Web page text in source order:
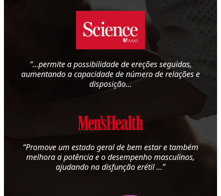
“...permite a possibilidade de ereções seguidas,
aumentando a capacidade de número de relações e
disposição...
“Promove um estado geral de bem estar e também
melhora a potência e o desempenho masculinos,
ajudando na disfunção erétil ...”